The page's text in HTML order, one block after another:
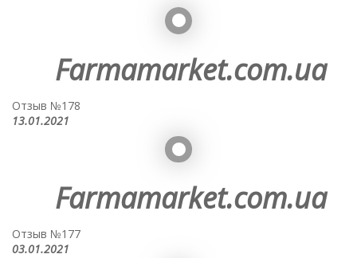
Farmamarket.com.ua
Отзыв №178
13.01.2021
Farmamarket.com.ua
Отзыв №177
03.01.2021